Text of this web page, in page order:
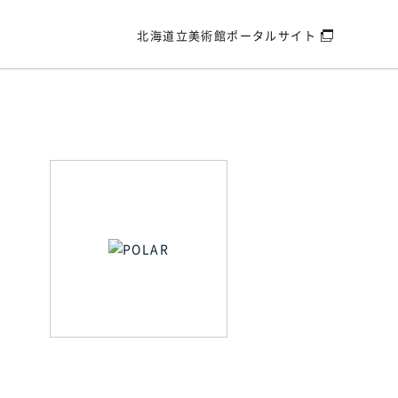
北海道立美術館ポータルサイト